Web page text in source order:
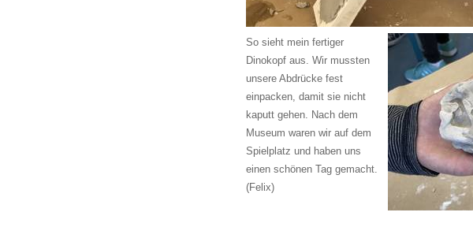
So sieht mein fertiger
Dinokopf aus. Wir mussten
unsere Abdrücke fest
einpacken, damit sie nicht
kaputt gehen. Nach dem
Museum waren wir auf dem
Spielplatz und haben uns
einen schönen Tag gemacht.
(Felix)